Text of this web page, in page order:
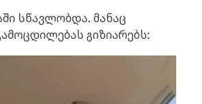
სწავლობდა. მანაც
გიზიარებს: